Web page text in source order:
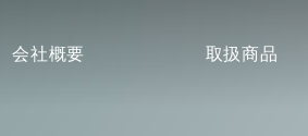
会社概要 取扱商品